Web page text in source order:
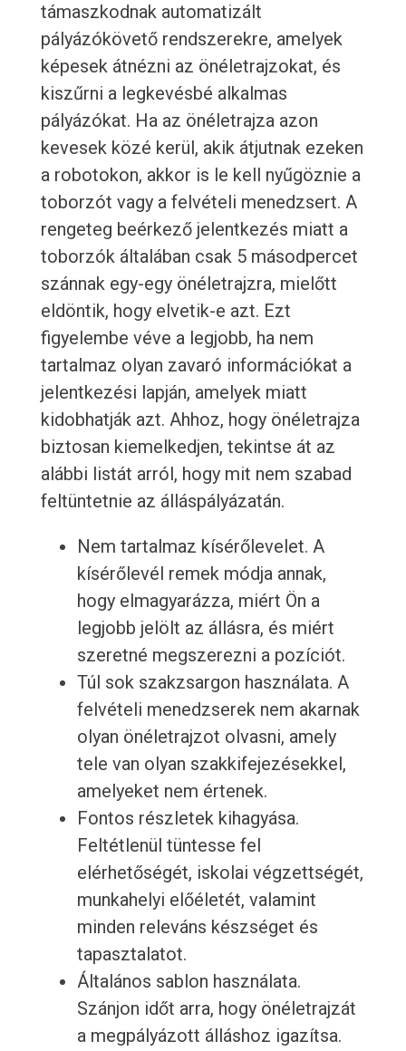
támaszkodnak automatizált
pályázókövető rendszerekre, amelyek
képesek átnézni az önéletrajzokat, és
kiszűrni a legkevésbé alkalmas
pályázókat. Ha az önéletrajza azon
kevesek közé kerül, akik átjutnak ezeken
a robotokon, akkor is le kell nyűgöznie a
toborzót vagy a felvételi menedzsert. A
rengeteg beérkező jelentkezés miatt a
toborzók általában csak 5 másodpercet
szánnak egy-egy önéletrajzra, mielőtt
eldöntik, hogy elvetik-e azt. Ezt
figyelembe véve a legjobb, ha nem
tartalmaz olyan zavaró információkat a
jelentkezési lapján, amelyek miatt
kidobhatják azt. Ahhoz, hogy önéletrajza
biztosan kiemelkedjen, tekintse át az
alábbi listát arról, hogy mit nem szabad
feltüntetnie az álláspályázatán.
Nem tartalmaz kísérőlevelet. A
kísérőlevél remek módja annak,
hogy elmagyarázza, miért Ön a
legjobb jelölt az állásra, és miért
szeretné megszerezni a pozíciót.
Túl sok szakzsargon használata. A
felvételi menedzserek nem akarnak
olyan önéletrajzot olvasni, amely
tele van olyan szakkifejezésekkel,
amelyeket nem értenek.
Fontos részletek kihagyása.
Feltétlenül tüntesse fel
elérhetőségét, iskolai végzettségét,
munkahelyi előéletét, valamint
minden releváns készséget és
tapasztalatot.
Általános sablon használata.
Szánjon időt arra, hogy önéletrajzát
a megpályázott álláshoz igazítsa.